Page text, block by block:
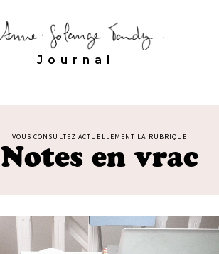
Journal
VOUS CONSULTEZ ACTUELLEMENT LA RUBRIQUE
Notes en vrac